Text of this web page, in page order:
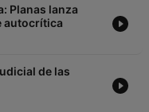
Planas lanza
autocrítica
de las